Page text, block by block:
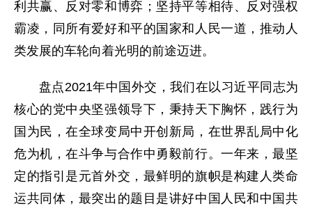
利共赢、反对零和博弈；坚持平等相待、反对强权
霸凌，同所有爱好和平的国家和人民一道，推动人
类发展的车轮向着光明的前途迈进。
盘点2021年中国外交，我们在以习近平同志为
核心的党中央坚强领导下，秉持天下胸怀，践行为
国为民，在全球变局中开创新局，在世界乱局中化
危为机，在斗争与合作中勇毅前行。一年来，最坚
定的指引是元首外交，最鲜明的旗帜是构建人类命
运共同体，最突出的题目是讲好中国人民和中国共